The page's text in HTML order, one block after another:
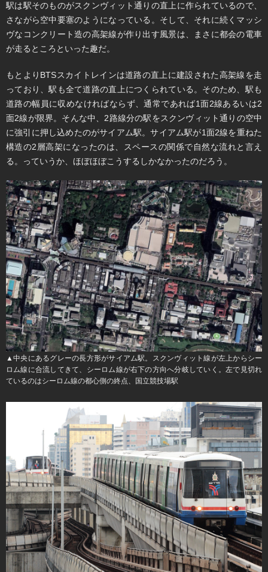
駅は駅そのものがスクンヴィット通りの直上に作られているので、
さながら空中要塞のようになっている。そして、それに続くマッシ
ヴなコンクリート造の高架線が作り出す風景は、まさに都会の電車
が走るところといった趣だ。
もとよりBTSスカイトレインは道路の直上に建設された高架線を走
っており、駅も全て道路の直上につくられている。そのため、駅も
道路の幅員に収めなければならず、通常であれば1面2線あるいは2
面2線が限界。そんな中、2路線分の駅をスクンヴィット通りの空中
に強引に押し込めたのがサイアム駅。サイアム駅が1面2線を重ねた
構造の2層高架になったのは、スペースの関係で自然な流れと言え
る。っていうか、ほぼほぼこうするしかなかったのだろう。
▲中央にあるグレーの長方形がサイアム駅。スクンヴィット線が左上からシー
ロム線に合流してきて、シーロム線が右下の方向へ分岐していく。左で見切れ
ているのはシーロム線の都心側の終点、国立競技場駅